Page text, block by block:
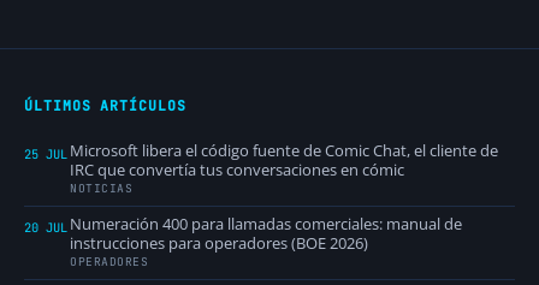
ÚLTIMOS ARTÍCULOS
25 JUL Microsoft libera el código fuente de Comic Chat, el cliente de
IRC que convertía tus conversaciones en cómic
NOTICIAS
20 JUL Numeración 400 para llamadas comerciales: manual de
instrucciones para operadores (BOE 2026)
OPERADORES